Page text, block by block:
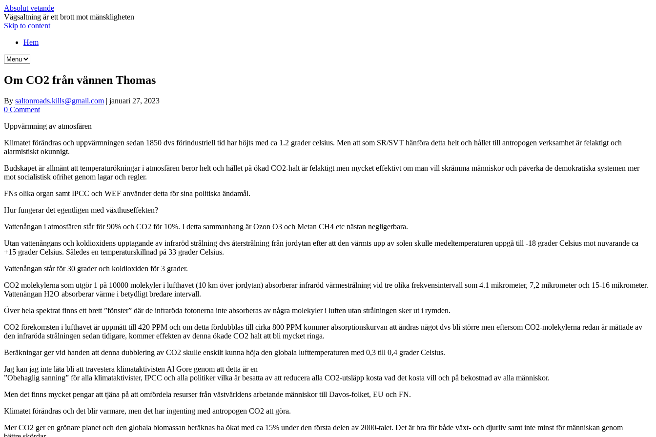
Absolut vetande
Vägsaltning är ett brott mot mänskligheten
Skip to content
Hem
Om CO2 från vännen Thomas
By saltonroads.kills@gmail.com | januari 27, 2023
0 Comment
Uppvärmning av atmosfären
Klimatet förändras och uppvärmningen sedan 1850 dvs förindustriell tid har höjts med ca 1.2 grader celsius. Men att som SR/SVT hänföra detta helt och hållet till antropogen verksamhet är felaktigt och
alarmistiskt okunnigt.
Budskapet är allmänt att temperaturökningar i atmosfären beror helt och hållet på ökad CO2-halt är felaktigt men mycket effektivt om man vill skrämma människor och påverka de demokratiska systemen mer
mot socialistisk ofrihet genom lagar och regler.
FNs olika organ samt IPCC och WEF använder detta för sina politiska ändamål.
Hur fungerar det egentligen med växthuseffekten?
Vattenångan i atmosfären står för 90% och CO2 för 10%. I detta sammanhang är Ozon O3 och Metan CH4 etc nästan negligerbara.
Utan vattenångans och koldioxidens upptagande av infraröd strålning dvs återstrålning från jordytan efter att den värmts upp av solen skulle medeltemperaturen uppgå till -18 grader Celsius mot nuvarande ca
+15 grader Celsius. Således en temperaturskillnad på 33 grader Celsius.
Vattenångan står för 30 grader och koldioxiden för 3 grader.
CO2 molekylerna som utgör 1 på 10000 molekyler i lufthavet (10 km över jordytan) absorberar infraröd värmestrålning vid tre olika frekvensintervall som 4.1 mikrometer, 7,2 mikrometer och 15-16 mikrometer.
Vattenångan H2O absorberar värme i betydligt bredare intervall.
Över hela spektrat finns ett brett ”fönster” där de infraröda fotonerna inte absorberas av några molekyler i luften utan strålningen sker ut i rymden.
CO2 förekomsten i lufthavet är uppmätt till 420 PPM och om detta fördubblas till cirka 800 PPM kommer absorptionskurvan att ändras något dvs bli större men eftersom CO2-molekylerna redan är mättade av
den infraröda strålningen sedan tidigare, kommer effekten av denna ökade CO2 halt att bli mycket ringa.
Beräkningar ger vid handen att denna dubblering av CO2 skulle enskilt kunna höja den globala lufttemperaturen med 0,3 till 0,4 grader Celsius.
Jag kan jag inte låta bli att travestera klimataktivisten Al Gore genom att detta är en
”Obehaglig sanning” för alla klimataktivister, IPCC och alla politiker vilka är besatta av att reducera alla CO2-utsläpp kosta vad det kosta vill och på bekostnad av alla människor.
Men det finns mycket pengar att tjäna på att omfördela resurser från västvärldens arbetande människor till Davos-folket, EU och FN.
Klimatet förändras och det blir varmare, men det har ingenting med antropogen CO2 att göra.
Mer CO2 ger en grönare planet och den globala biomassan beräknas ha ökat med ca 15% under den första delen av 2000-talet. Det är bra för både växt- och djurliv samt inte minst för människan genom